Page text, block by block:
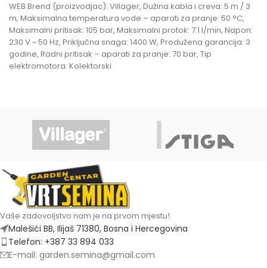
WEB Brend (proizvodjac): Villager, Dužina kabla i creva: 5 m / 3
m, Maksimalna temperatura vode – aparati za pranje: 50 °C,
Maksimalni pritisak: 105 bar, Maksimalni protok: 7.1 l/min, Napon:
230 V ~ 50 Hz, Priključna snaga: 1400 W, Produžena garancija: 3
godine, Radni pritisak – aparati za pranje: 70 bar, Tip
elektromotora: Kolektorski
Vaše zadovoljstvo nam je na prvom mjestu!
Malešići BB, Ilijaš 71380, Bosna i Hercegovina
Telefon: +387 33 894 033
E-mail: garden.semina@gmail.com